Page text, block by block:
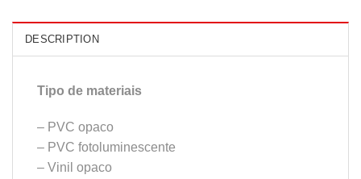
DESCRIPTION
Tipo de materiais
– PVC opaco
– PVC fotoluminescente
– Vinil opaco